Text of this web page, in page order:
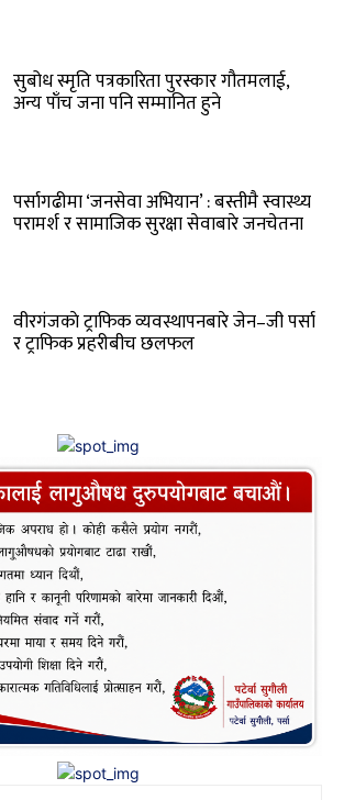
सुबोध स्मृति पत्रकारिता पुरस्कार गौतमलाई,
अन्य पाँच जना पनि सम्मानित हुने
पर्सागढीमा ‘जनसेवा अभियान’ : बस्तीमै स्वास्थ्य
परामर्श र सामाजिक सुरक्षा सेवाबारे जनचेतना
वीरगंजकाे ट्राफिक व्यवस्थापनबारे जेन–जी पर्सा
र ट्राफिक प्रहरीबीच छलफल